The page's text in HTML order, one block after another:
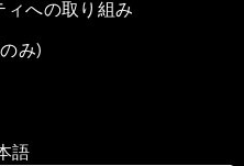
ィへの取り組み
み)
語